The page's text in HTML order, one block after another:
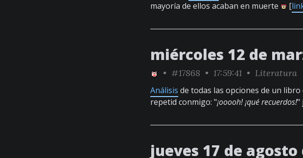
mayoría de ellos acaban en muerte
[
miércoles 12 de
• #17868 • 17:59:41 • Literatura
Análisis de todas las opciones de un
repetid conmigo: "¡ooooh! ¡qué recuerdos!"
jueves 17 de agosto